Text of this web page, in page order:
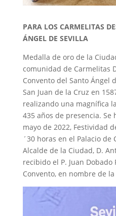
PARA LOS CARMELITAS
ÁNGEL DE SEVILLA
Medalla de oro de la
comunidad de Carmelitas
Convento del Santo Ángel
San Juan de la Cruz en
realizando una magnífica
435 años de presencia.
mayo de 2022, Festividad
´30 horas en el Palacio de
Alcalde de la Ciudad, D.
recibido el P. Juan Dobado
Convento, en nombre de